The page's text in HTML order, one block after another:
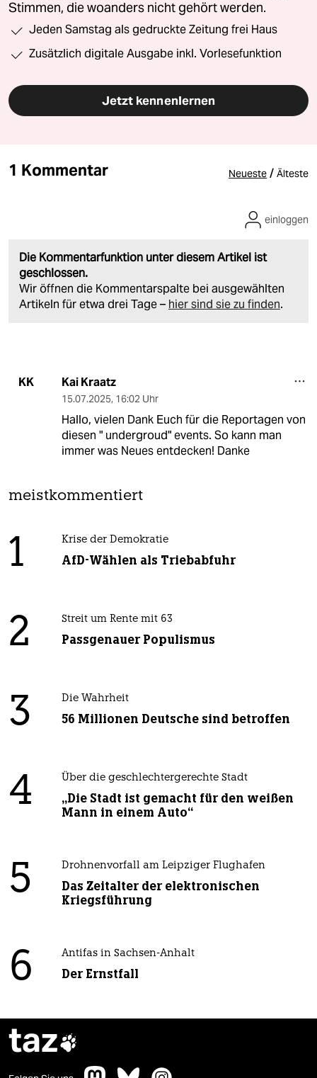
Stimmen, die woanders nicht gehört werden.
Jeden Samstag als gedruckte Zeitung frei Haus
Zusätzlich digitale Ausgabe inkl. Vorlesefunktion
Jetzt kennenlernen
1 Kommentar Neueste / Älteste
Die Kommentarfunktion unter diesem Artikel ist
geschlossen.
Wir öffnen die Kommentarspalte bei ausgewählten
Artikeln für etwa drei Tage – hier sind sie zu finden.
einloggen
KK Kai Kraatz
15.07.2025, 16:02 Uhr
Hallo, vielen Dank Euch für die Reportagen von
diesen " undergroud" events. So kann man
immer was Neues entdecken! Danke
meistkommentiert
1 Krise der Demokratie
AfD-Wählen als Triebabfuhr
2 Streit um Rente mit 63
Passgenauer Populismus
3 Die Wahrheit
56 Millionen Deutsche sind betroffen
4 Über die geschlechtergerechte Stadt
„Die Stadt ist gemacht für den weißen
Mann in einem Auto“
5 Drohnenvorfall am Leipziger Flughafen
Das Zeitalter der elektronischen
Kriegsführung
6 Antifas in Sachsen-Anhalt
Der Ernstfall
taz